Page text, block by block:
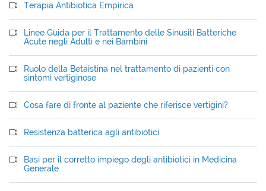
Terapia Antibiotica Empirica
Linee Guida per il Trattamento delle Sinusiti Batteriche
Acute negli Adulti e nei Bambini
Ruolo della Betaistina nel trattamento di pazienti con
sintomi vertiginose
Cosa fare di fronte al paziente che riferisce vertigini?
Resistenza batterica agli antibiotici
Basi per il corretto impiego degli antibiotici in Medicina
Generale